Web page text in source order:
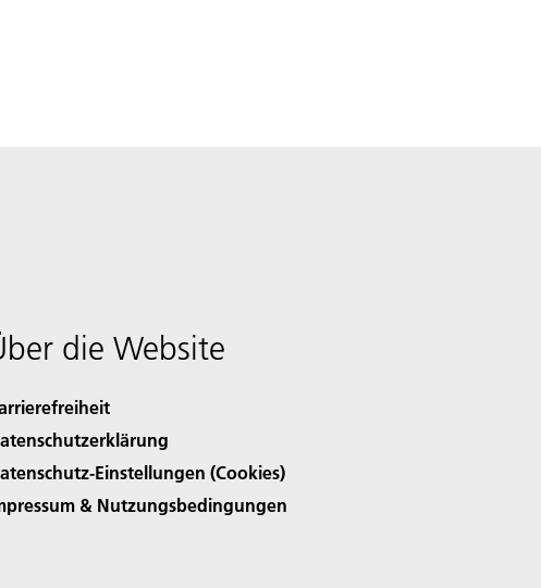
die Website
Einstellungen (Cookies)
& Nutzungsbedingungen